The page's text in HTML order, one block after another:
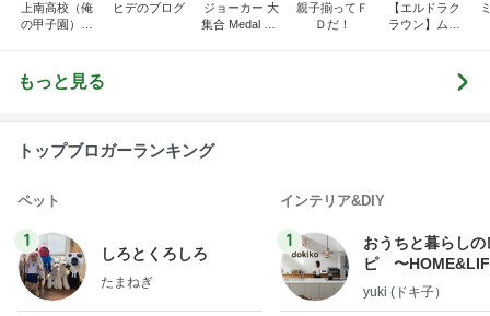
上南高校（俺
の甲子園）の
ヒデのブログ
ジョーカー 大
集合 Medal Ga
親子揃ってＦ
Ｄだ！
【エルドラク
ラウン】ムム
もっと見る
トップブロガーランキング
ペット
1
しろとくろしろ
たまねぎ
インテリア&DIY
1
おうちと暮らしの
ピ 〜
yuki (ドキ子）